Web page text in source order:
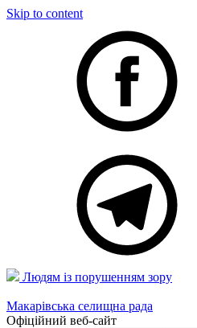
Skip to content
Людям із порушенням зору
Макарівська селищна рада
Офіційний веб-сайт